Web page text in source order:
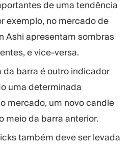
de uma tendência
exemplo, no mercado de
Ashi apresentam sombras
e vice-versa.
da barra é outro indicador
uma determinada
mercado, um novo candle
meio da barra anterior.
também deve ser levada